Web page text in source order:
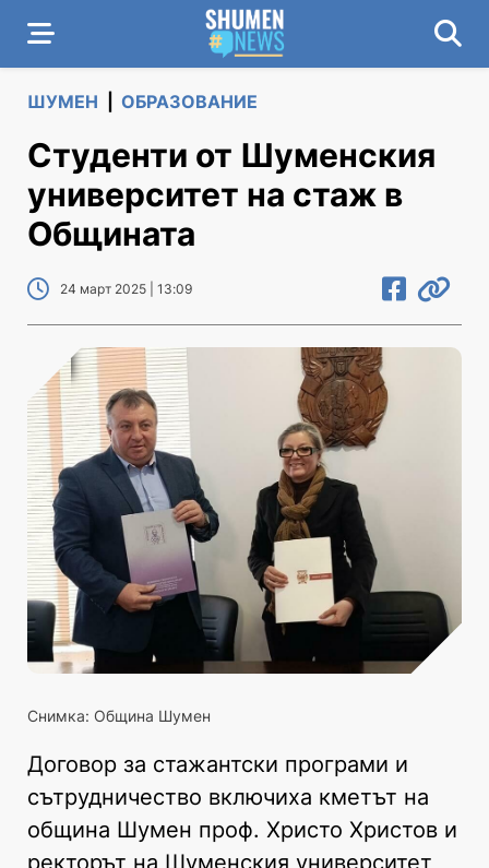
ШУМЕН ОБРАЗОВАНИЕ
Студенти от Шуменския
университет на стаж в
Общината
24 март 2025 | 13:09
Снимка: Община Шумен
Договор за стажантски програми и
сътрудничество включиха кметът на
община Шумен проф. Христо Христов и
ректорът на Шуменския университет